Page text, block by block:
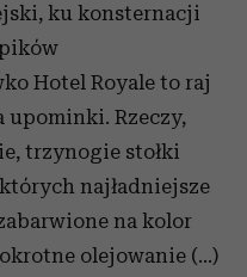
ku konsternacji
Hotel Royale to raj
Rzeczy,
trzynogie stołki
najładniejsze
na kolor
olejowanie (…)